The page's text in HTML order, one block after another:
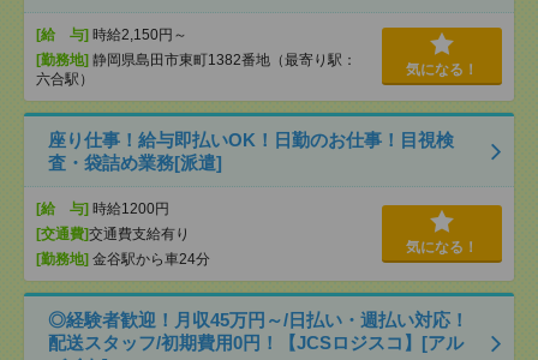
[給 与] 時給2,150円～
[勤務地] 静岡県島田市東町1382番地（最寄り駅：
六合駅）
気になる！
座り仕事！給与即払いOK！日勤のお仕事！目視検
査・袋詰め業務[派遣]
[給 与] 時給1200円
[交通費]交通費支給有り
[勤務地] 金谷駅から車24分
気になる！
◎経験者歓迎！月収45万円～/日払い・週払い対応！
配送スタッフ/初期費用0円！【JCSロジスコ】[アル